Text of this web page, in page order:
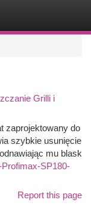
Grilli i
zaprojektowany do
szybkie usunięcie
mu blask
SP180-
Report this page